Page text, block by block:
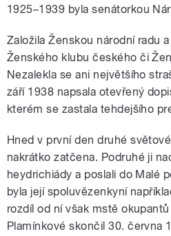
1925–1939 byla senátorkou
Založila Ženskou národní radu
Ženského klubu českého či
Nezalekla se ani největšího
září 1938 napsala otevřený
kterém se zastala tehdejšího
Hned v první den druhé
nakrátko zatčena. Podruhé ji
heydrichiády a poslali do Malé
byla její spoluvězenkyní
rozdíl od ní však mstě
Plamínkové skončil 30. června